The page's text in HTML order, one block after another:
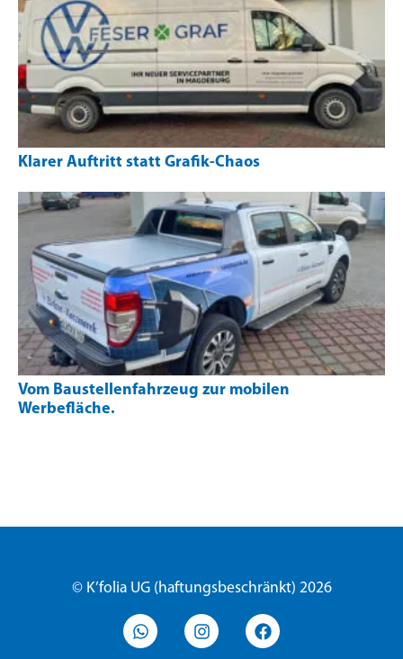
Klarer Auftritt statt Grafik-Chaos
Vom Baustellenfahrzeug zur mobilen
Werbefläche.
© K’folia UG (haftungsbeschränkt) 2026